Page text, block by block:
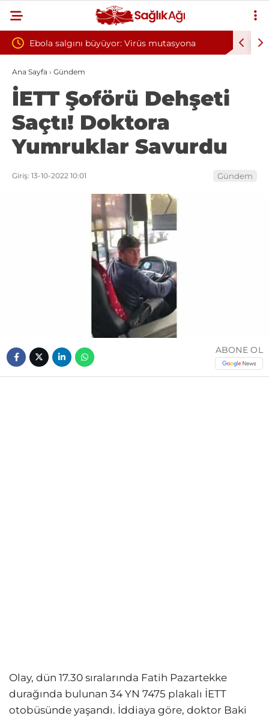
Virüs mutasyona Yılın ilk 6 ayında 10 bini aşkın hasta
Ana Sayfa › Gündem
İETT Şoförü Dehşeti
Saçtı! Doktora
Yumruklar Savurdu
Giriş: 13-10-2022 10:01 Gündem
ABONE OL
Olay, dün 17.30 sıralarında Fatih Pazartekke
durağında bulunan 34 YN 7475 plakalı İETT
otobüsünde yaşandı. İddiaya göre, doktor Baki